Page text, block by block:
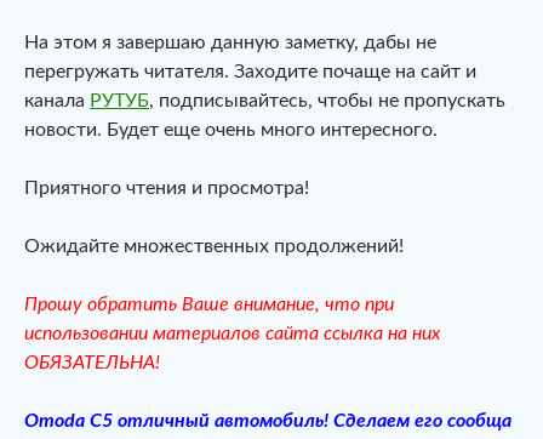
На этом я завершаю данную заметку, дабы не
перегружать читателя. Заходите почаще на сайт и
канала РУТУБ, подписывайтесь, чтобы не пропускать
новости. Будет еще очень много интересного.
Приятного чтения и просмотра!
Ожидайте множественных продолжений!
Прошу обратить Ваше внимание, что при
использовании материалов сайта ссылка на них
ОБЯЗАТЕЛЬНА!
Omoda C5 отличный автомобиль! Сделаем его сообща